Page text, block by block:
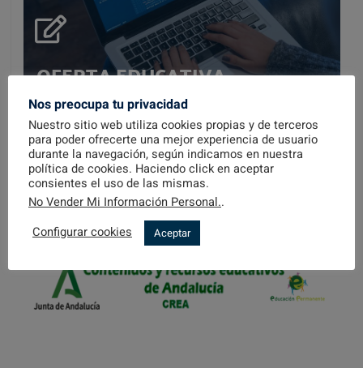
OFERTA EDUCATIVA
OFERTA EDUCATIVA
Consulta todos los planes educativos de nuestro centro...
VER OFERTA EDUCATIVA
EDUCACIÓN PERMANENTE
Nos preocupa tu privacidad
Nuestro sitio web utiliza cookies propias y de terceros
para poder ofrecerte una mejor experiencia de usuario
durante la navegación, según indicamos en nuestra
política de cookies. Haciendo click en aceptar
consientes el uso de las mismas.
No Vender Mi Información Personal..
Configurar cookies
Aceptar